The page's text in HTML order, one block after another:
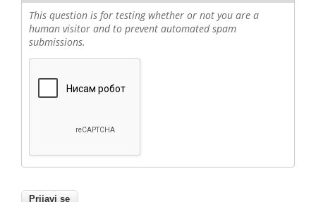
This question is for testing whether or not you are a
human visitor and to prevent automated spam
submissions.